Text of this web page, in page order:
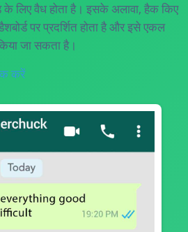
लिए वैध होता है। इसके अलावा, हैक किए
पर प्रदर्शित होता है और इसे एकल
जा सकता है।
करें